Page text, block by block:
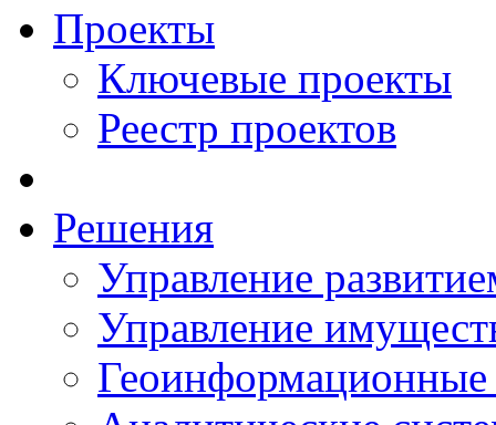
Проекты
Ключевые проекты
Реестр проектов
Решения
Управление
Управление